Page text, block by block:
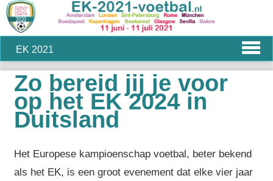
EK 2021
Zo bereid jij je voor
op het EK 2024 in
Duitsland
Het Europese kampioenschap voetbal, beter bekend
als het EK, is een groot evenement dat elke vier jaar